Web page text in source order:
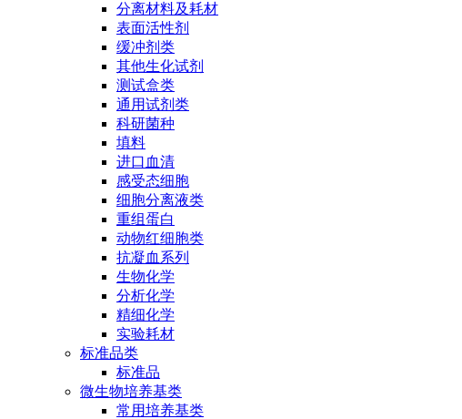
分离材料及耗材
表面活性剂
缓冲剂类
其他生化试剂
测试盒类
通用试剂类
科研菌种
填料
进口血清
感受态细胞
细胞分离液类
重组蛋白
动物红细胞类
抗凝血系列
生物化学
分析化学
精细化学
实验耗材
标准品类
标准品
微生物培养基类
常用培养基类